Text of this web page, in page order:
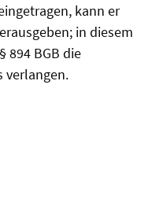
kann er
in diesem
894 BGB die
verlangen.